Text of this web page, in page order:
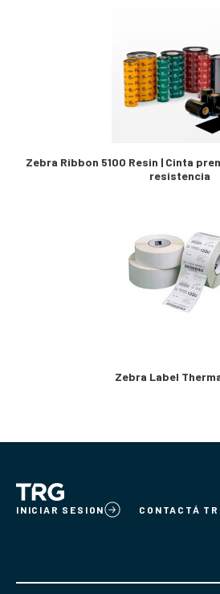
Zebra Ribbon 5100 Resin | Cinta
resistencia
Zebra Label
INICIAR SESION CONTACTÁ